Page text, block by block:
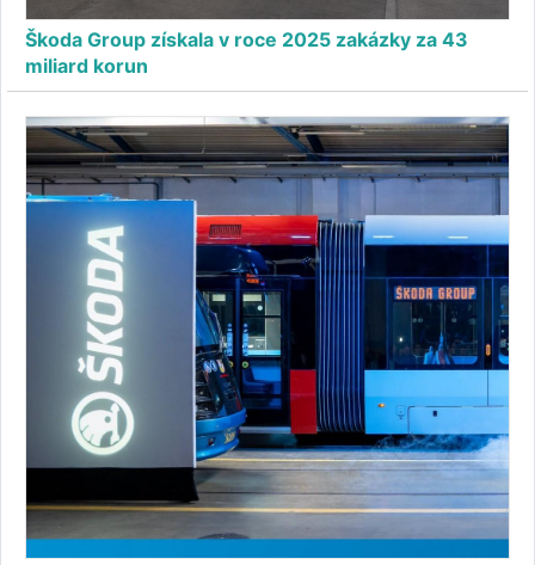
Škoda Group získala v roce 2025 zakázky za 43
miliard korun